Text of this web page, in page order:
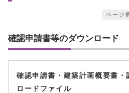
ページ
確認申請書等のダウンロード
確認申請書・建築計画概要書・
ロードファイル